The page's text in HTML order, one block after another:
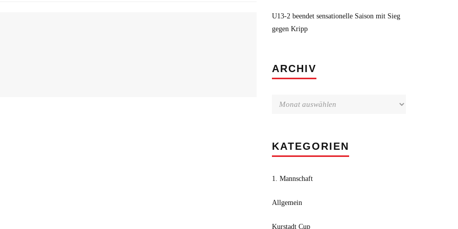
U13-2 beendet sensationelle Saison mit Sieg
gegen Kripp
ARCHIV
KATEGORIEN
1. Mannschaft
Allgemein
Kurstadt Cup